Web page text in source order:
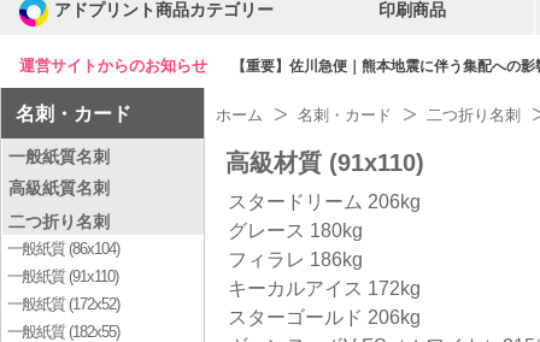
運営サイトからのお知らせ 【重要】佐川急便｜熊本地震に伴う集配への
アドプリント商品カテゴリー 印刷商品
名刺・カード
一般紙質名刺
高級紙質名刺
二つ折り名刺
一般紙質 (86x104)
一般紙質 (91x110)
一般紙質 (172x52)
一般紙質 (182x55)
ホーム 名刺・カード 二つ折り名刺
高級材質 (91x110)
スタードリーム 206kg
グレース 180kg
フィラレ 186kg
キーカルアイス 172kg
スターゴールド 206kg